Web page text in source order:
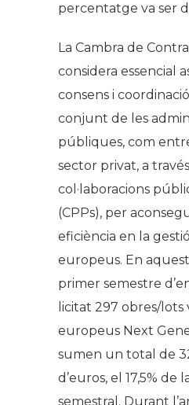
percentatge va ser
La Cambra de
considera essencial
consens i
conjunt de les
públiques, com
sector privat, a
col·laboracions
(CPPs), per
eficiència en la
europeus. En
primer semestre
licitat 297 obres/lots
europeus Next
sumen un total de
d’euros, el 17,5% de
semestral. Durant